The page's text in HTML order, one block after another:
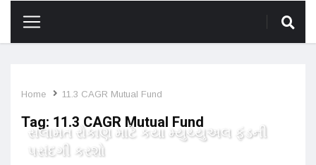
Home 11.3 CAGR Mutual Fund
Tag: 11.3 CAGR Mutual Fund
સલામત રોકાણ માટે કયા મ્યુચ્યુઅલ ફંડની
પસંદગી કરશો